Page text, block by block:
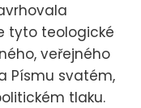
tyto teologické
veřejného
Písmu svatém,
tlaku.